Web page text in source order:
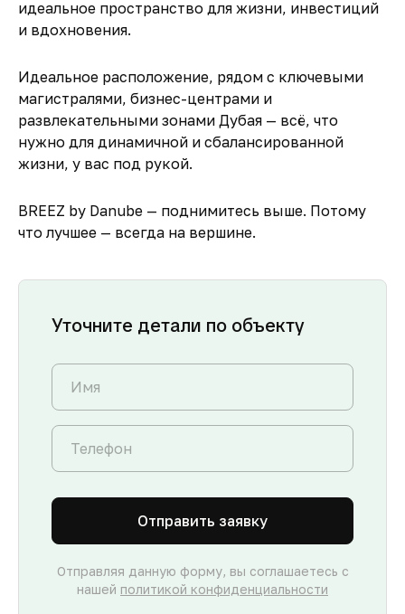
идеальное пространство для жизни, инвестиций
и вдохновения.
Идеальное расположение, рядом с ключевыми
магистралями, бизнес-центрами и
развлекательными зонами Дубая — всё, что
нужно для динамичной и сбалансированной
жизни, у вас под рукой.
BREEZ by Danube — поднимитесь выше. Потому
что лучшее — всегда на вершине.
Уточните детали по объекту
Отправить заявку
Отправляя данную форму, вы соглашаетесь с
нашей политикой конфиденциальности